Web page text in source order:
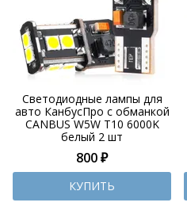
Светодиодные лампы для
авто КанбусПро с обманкой
CANBUS W5W T10 6000K
белый 2 шт
800 ₽
КУПИТЬ